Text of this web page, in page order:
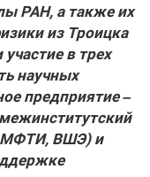
РАН, а также их
из Троицка
в трех
научных
предприятие –
МФТИ, ВШЭ) и